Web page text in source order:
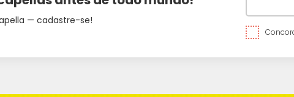
— cadastre-se!